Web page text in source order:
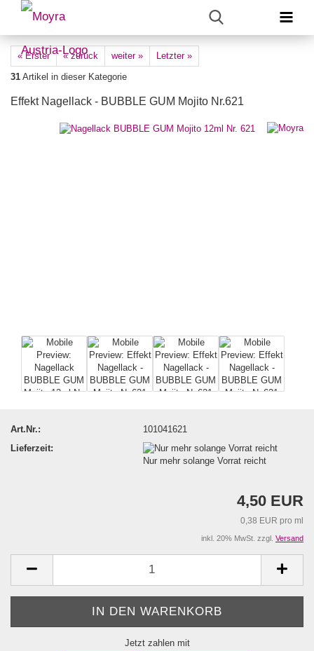
« Erster « zurück weiter »
Letzter »
31 Artikel in dieser Kategorie
Effekt Nagellack - BUBBLE GUM Mojito Nr.621
Art.Nr.:
101041621
Lieferzeit:
Nur mehr solange Vorrat reicht
4,50 EUR
0,38 EUR pro ml
inkl. 20% MwSt. zzgl. Versand
Jetzt zahlen mit